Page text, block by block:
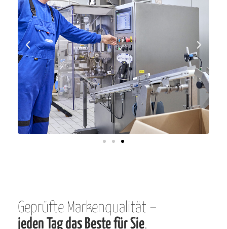
Geprüfte Markenqualität –
jeden Tag das Beste für Sie.